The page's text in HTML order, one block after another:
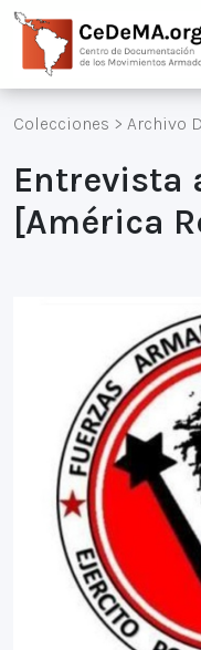
Colecciones > Archivo
Entrevista
[América